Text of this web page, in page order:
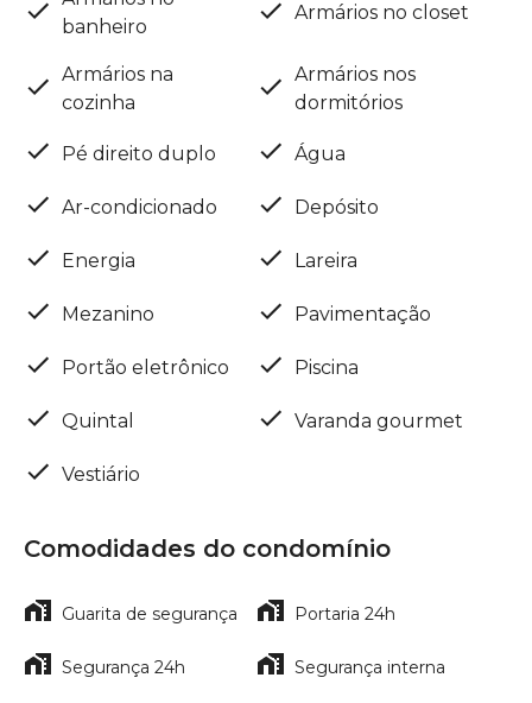
banheiro
Armários no closet
Armários na
cozinha
Armários nos
dormitórios
Pé direito duplo Água
Ar-condicionado Depósito
Energia Lareira
Mezanino Pavimentação
Portão eletrônico Piscina
Quintal Varanda gourmet
Vestiário
Comodidades do condomínio
Guarita de segurança Portaria 24h
Segurança 24h Segurança interna